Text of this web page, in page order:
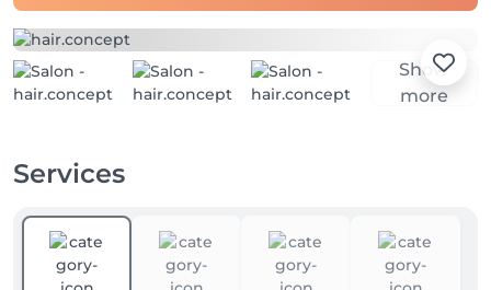
Show
more
Services